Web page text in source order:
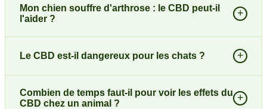
Mon chien souffre d'arthrose : le CBD peut-il
l'aider ?
+
Le CBD est-il dangereux pour les chats ? +
Combien de temps faut-il pour voir les effets du
CBD chez un animal ?
+